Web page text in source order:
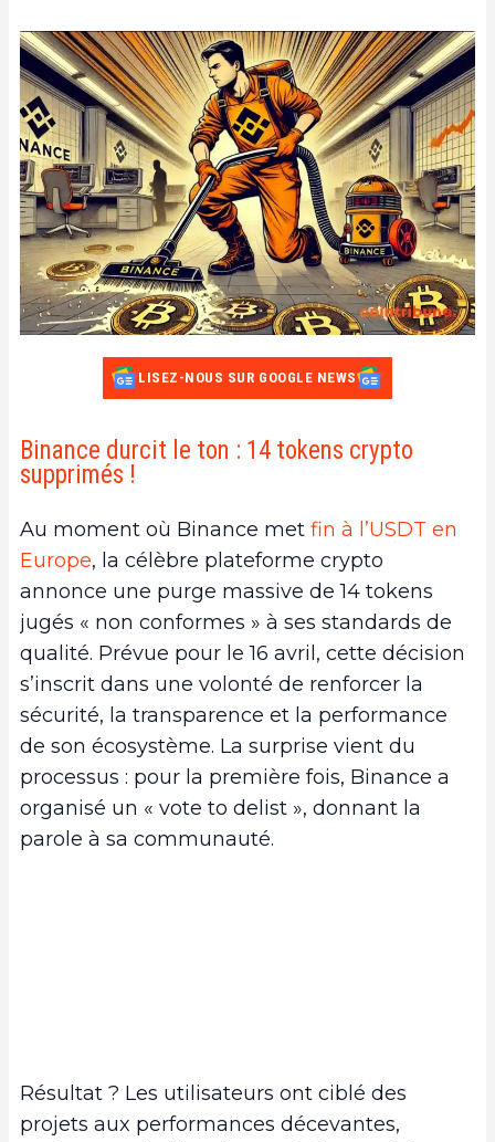
LISEZ-NOUS SUR GOOGLE NEWS
Binance durcit le ton : 14 tokens crypto
supprimés !
Au moment où Binance met fin à l’USDT en
Europe, la célèbre plateforme crypto
annonce une purge massive de 14 tokens
jugés « non conformes » à ses standards de
qualité. Prévue pour le 16 avril, cette décision
s’inscrit dans une volonté de renforcer la
sécurité, la transparence et la performance
de son écosystème. La surprise vient du
processus : pour la première fois, Binance a
organisé un « vote to delist », donnant la
parole à sa communauté.
Résultat ? Les utilisateurs ont ciblé des
projets aux performances décevantes,